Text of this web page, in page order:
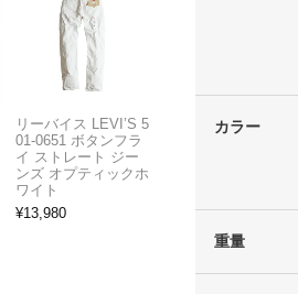
カラー
重量
リーバイス LEVI’S 5
01-0651 ボタンフラ
イ ストレート ジー
ンズ オプティックホ
ワイト
¥13,980